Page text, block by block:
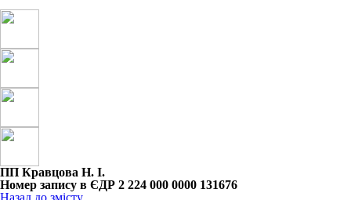
Оптимальні місяці для використання: грудень, січень, лютий та
ПП Кравцова Н. І.
Номер запису в ЄДР 2 224 000 0000 131676
Назад до змісту